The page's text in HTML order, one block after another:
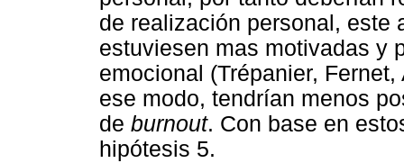
de realización personal, este
estuviesen mas motivadas y
emocional (Trépanier,
ese modo, tendrían menos
de burnout. Con base en
hipótesis 5.